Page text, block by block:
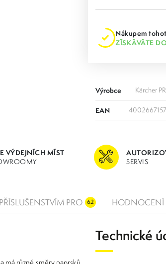
Nákupem
ZÍSKÁVÁTE
Výrobce Kärcher
EAN
VÝDEJNÍCH MÍST
SERVIS
PRO 62 HODNOCENÍ
Technické